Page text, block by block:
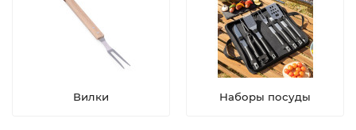
Вилки Наборы посуды